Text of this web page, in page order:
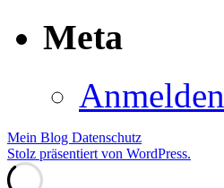
Meta
Anmelden
Mein Blog Datenschutz
Stolz präsentiert von WordPress.